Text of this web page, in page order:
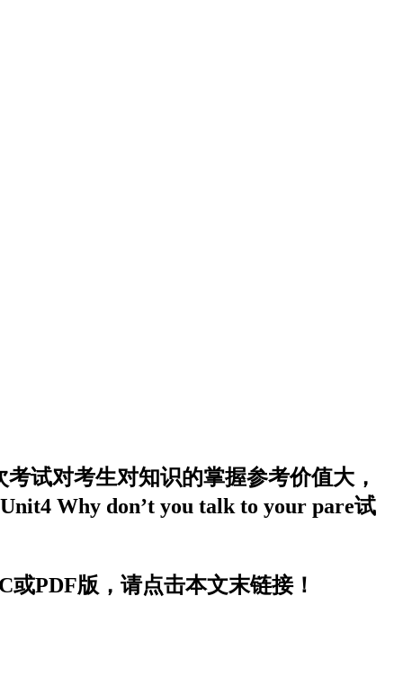
试对考生对知识的掌握参考价值大，
Why don’t you talk to your pare试
PDF版，请点击本文末链接！